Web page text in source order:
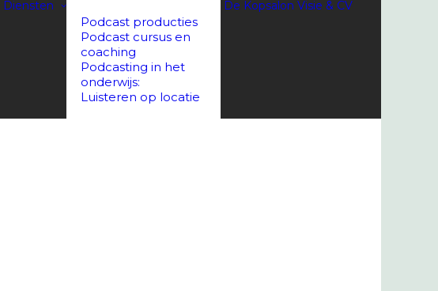
Diensten
Podcast producties
Podcast cursus en
coaching
Podcasting in het
onderwijs:
Luisteren op locatie
De Kopsalon Visie & CV